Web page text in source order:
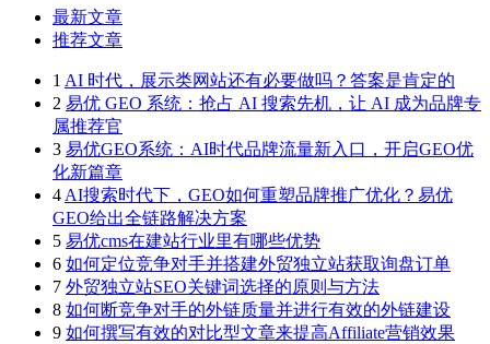
最新文章
推荐文章
1 AI 时代，展示类网站还有必要做吗？答案是肯定的
2 易优 GEO 系统：抢占 AI 搜索先机，让 AI 成为品牌专
属推荐官
3 易优GEO系统：AI时代品牌流量新入口，开启GEO优
化新篇章
4 AI搜索时代下，GEO如何重塑品牌推广优化？易优
GEO给出全链路解决方案
5 易优cms在建站行业里有哪些优势
6 如何定位竞争对手并搭建外贸独立站获取询盘订单
7 外贸独立站SEO关键词选择的原则与方法
8 如何断竞争对手的外链质量并进行有效的外链建设
9 如何撰写有效的对比型文章来提高Affiliate营销效果